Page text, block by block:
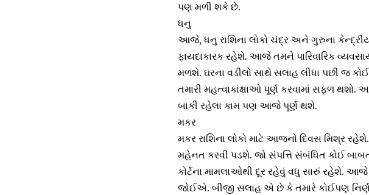
પણ મળી શકે છે.
ધનુ
આજે, ધનુ રાશિના લોકો ચંદ્ર અને ગુરુના
ફાયદાકારક રહેશે. આજે તમને પારિવારિક
મળશે. ઘરના વડીલો સાથે સલાહ લીધા પછી જ
તમારી મહત્વાકાંક્ષાઓ પૂર્ણ કરવામાં સફળ
બાકી રહેલા કામ પણ આજે પૂર્ણ થશે.
મકર
મકર રાશિના લોકો માટે આજનો દિવસ મિશ્ર
મહેનત કરવી પડશે. જો સંપત્તિ સંબંધિત કોઈ
કોર્ટના મામલાઓથી દૂર રહેવું વધુ સારું રહેશે. આજે
જોઈએ. બીજી સલાહ એ છે કે તમારે કોઈપણ